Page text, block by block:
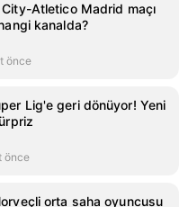
Atletico Madrid maçı
kanalda?
önce
Lig'e geri dönüyor! Yeni
önce
orta saha oyuncusu